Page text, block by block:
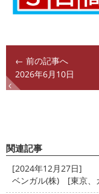
← 前の記事へ
2026年6月10日
関連記事
[2024年12月27日]
ベンガル(株) [東京、